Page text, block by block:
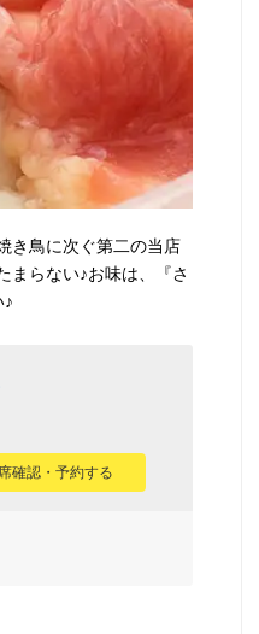
き鳥に次ぐ第二の当店
まらない♪お味は、『さ
確認・予約する